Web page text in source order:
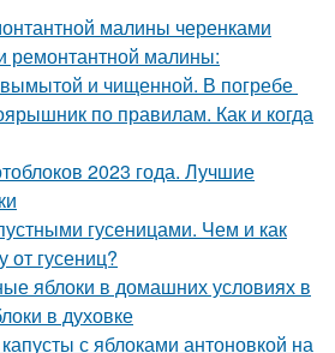
малины черенками
ремонтантной малины:
и чищенной. В погребе
по правилам. Как и когда
2023 года. Лучшие
гусеницами. Чем и как
от гусениц?
яблоки в домашних условиях в
в духовке
с яблоками антоновкой на